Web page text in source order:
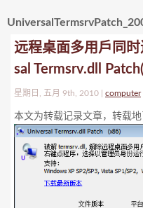
远程桌面多用戶同
sal Termsrv.dll
星期日, 五月 9th, 2010 | computer|
本文为转载记录文章，转载